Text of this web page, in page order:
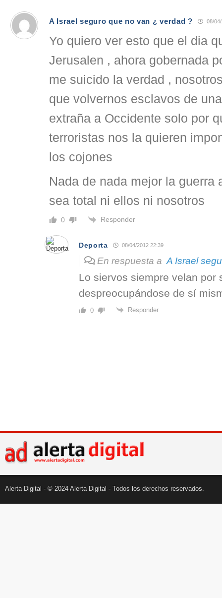
A Israel seguro que no van ¿ verdad ? 08/
Yo quiero ver esto que el dia
Jerusalen , ahora gobernada
me suicido la verdad ,
que volvernos esclavos de
extraña a Occidente solo por
terroristas nos la quieren
los cojones
Nada de nada mejor la guerra
sea total ni ellos ni nosotros
0 Responder
Deporta 08/04/2012 22:39
En respuesta a A Israel
Lo siervos siempre velan por
despreocupándose de sí
0 Responder
Alerta Digital - © 2024 Alerta Digital - Todos los derechos reservados.